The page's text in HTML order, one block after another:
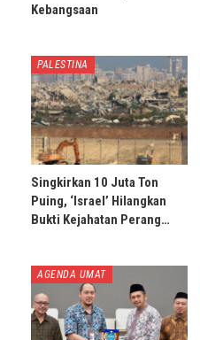
Kebangsaan
PALESTINA
Singkirkan 10 Juta Ton
Puing, ‘Israel’ Hilangkan
Bukti Kejahatan Perang…
AGENDA UMAT